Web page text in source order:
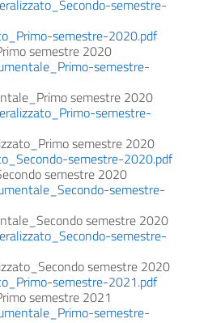
semestre-
semestre-2020.pdf
semestre 2020
semestre-
semestre 2020
semestre-
semestre 2020
semestre-2020.pdf
semestre 2020
semestre-
semestre 2020
semestre-
semestre 2020
semestre-2021.pdf
semestre 2021
semestre-